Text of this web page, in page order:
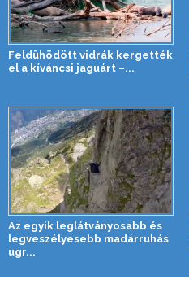
Feldühödött vidrák kergették
el a kíváncsi jaguárt –...
Az egyik leglátványosabb és
legveszélyesebb madárruhás
ugr...